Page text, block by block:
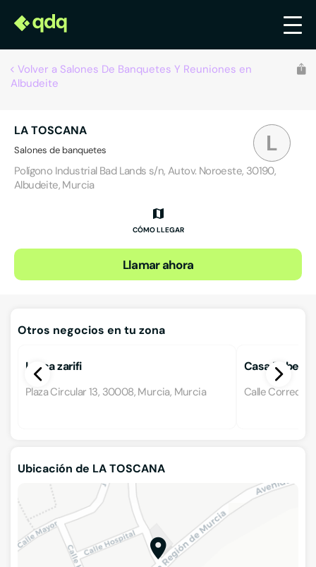
Volver a Salones De Banquetes Y Reuniones en
Albudeite
L
LA TOSCANA
Salones de banquetes
Polígono Industrial Bad Lands s/n, Autov. Noroeste, 30190,
Albudeite, Murcia
CÓMO LLEGAR
Llamar ahora
Otros negocios en tu zona
Lorca zarifi
Plaza Circular 13, 30008, Murcia, Murcia
Casa
Calle
Ubicación de LA TOSCANA